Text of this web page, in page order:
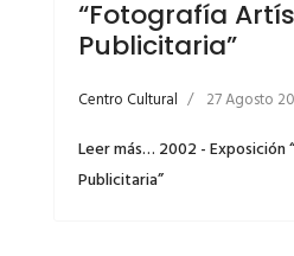
“Fotografía
Publicitaria”
Centro Cultural 27 Agosto
Leer más… 2002 -
Publicitaria”